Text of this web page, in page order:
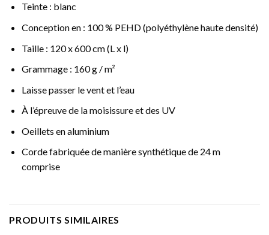
Teinte : blanc
Conception en : 100 % PEHD (polyéthylène haute densité)
Taille : 120 x 600 cm (L x l)
Grammage : 160 g / m²
Laisse passer le vent et l’eau
À l’épreuve de la moisissure et des UV
Oeillets en aluminium
Corde fabriquée de manière synthétique de 24 m
comprise
PRODUITS SIMILAIRES